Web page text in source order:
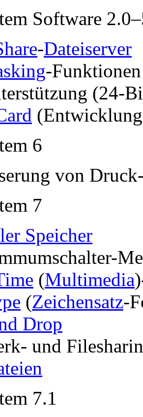
Software
-Dateiserver
-
(24-
6
von
7
Speicher
(Multimedia
(Zeichensatz-
Drop
und
7.1